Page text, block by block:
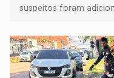
suspeitos foram
remover as contas